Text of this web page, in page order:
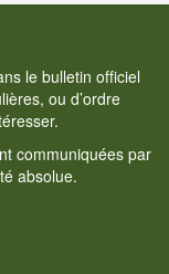
le bulletin officiel
ou d’ordre
communiquées par
absolue.